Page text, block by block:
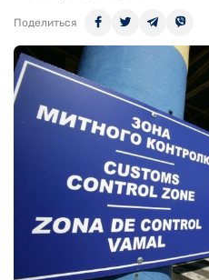
Поделиться